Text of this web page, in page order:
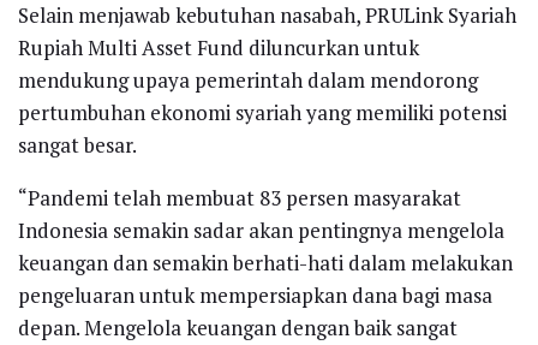
Selain menjawab kebutuhan nasabah, PRULink Syariah
Rupiah Multi Asset Fund diluncurkan untuk
mendukung upaya pemerintah dalam mendorong
pertumbuhan ekonomi syariah yang memiliki potensi
sangat besar.
“Pandemi telah membuat 83 persen masyarakat
Indonesia semakin sadar akan pentingnya mengelola
keuangan dan semakin berhati-hati dalam melakukan
pengeluaran untuk mempersiapkan dana bagi masa
depan. Mengelola keuangan dengan baik sangat